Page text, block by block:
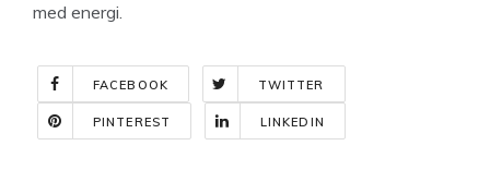
med energi.
FACEBOOK TWITTER
PINTEREST LINKEDIN